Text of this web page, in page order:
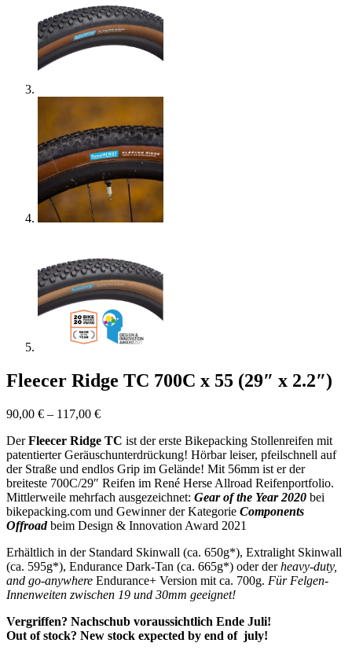
Fleecer Ridge TC 700C x 55 (29″ x 2.2″)
90,00 € – 117,00 €
DerFleecer Ridge TC ist der erste Bikepacking Stollenreifen mit
patentierter Geräuschunterdrückung! Hörbar leiser, pfeilschnell auf
der Straße und endlos Grip im Gelände! Mit 56mm ist er der
breiteste 700C/29″ Reifen im René Herse Allroad Reifenportfolio.
Mittlerweile mehrfach ausgezeichnet: Gear of the Year 2020 bei
bikepacking.com und Gewinner der Kategorie Components
Offroadbeim Design & Innovation Award 2021
Erhältlich in der Standard Skinwall (ca. 650g*), Extralight Skinwall
(ca. 595g*), Endurance Dark-Tan (ca. 665g*) oder derheavy-duty,
and go-anywhere Endurance+ Version mit ca. 700g. Für Felgen-
Innenweiten zwischen 19 und 30mm geeignet!
Vergriffen? Nachschub voraussichtlich Ende Juli!
Out of stock? New stock expected by end of july!